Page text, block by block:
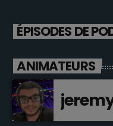
ÉPISODES DE
ANIMATEURS